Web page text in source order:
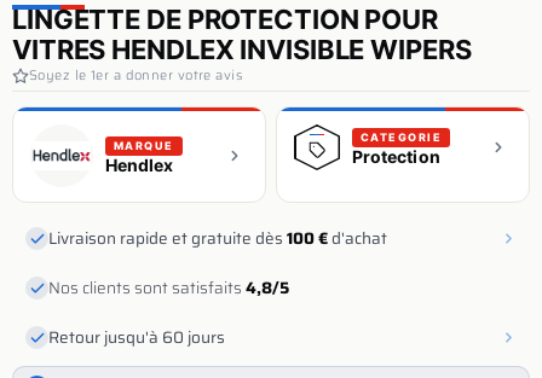
LINGETTE DE PROTECTION POUR
VITRES HENDLEX INVISIBLE WIPERS
Soyez le 1er a donner votre avis
MARQUE
Hendlex
CATEGORIE
Protection
Livraison rapide et gratuite dès100 €d'achat
Nos clients sont satisfaits4,8/5
Retour jusqu'à 60 jours